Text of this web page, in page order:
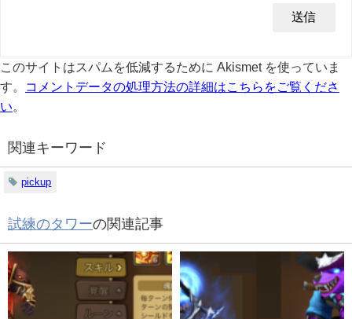
このサイトはスパムを低減するために Akismet を使っていま
す。
コメントデータの処理方法の詳細はこちらをご覧くださ
い
関連キーワード
pickup
試練のタワーの関連記事